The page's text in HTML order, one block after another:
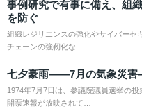
事例研究で有事に備え、組
を防ぐ
組織レジリエンスの強化やサイバーセ
チェーンの強靭化な…
七夕豪雨――7月の気象災
1974年7月7日は、参議院議員選挙の
開票速報が放映されて…